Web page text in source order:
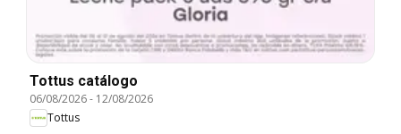
Tottus catálogo
06/08/2026- 12/08/2026
Tottus